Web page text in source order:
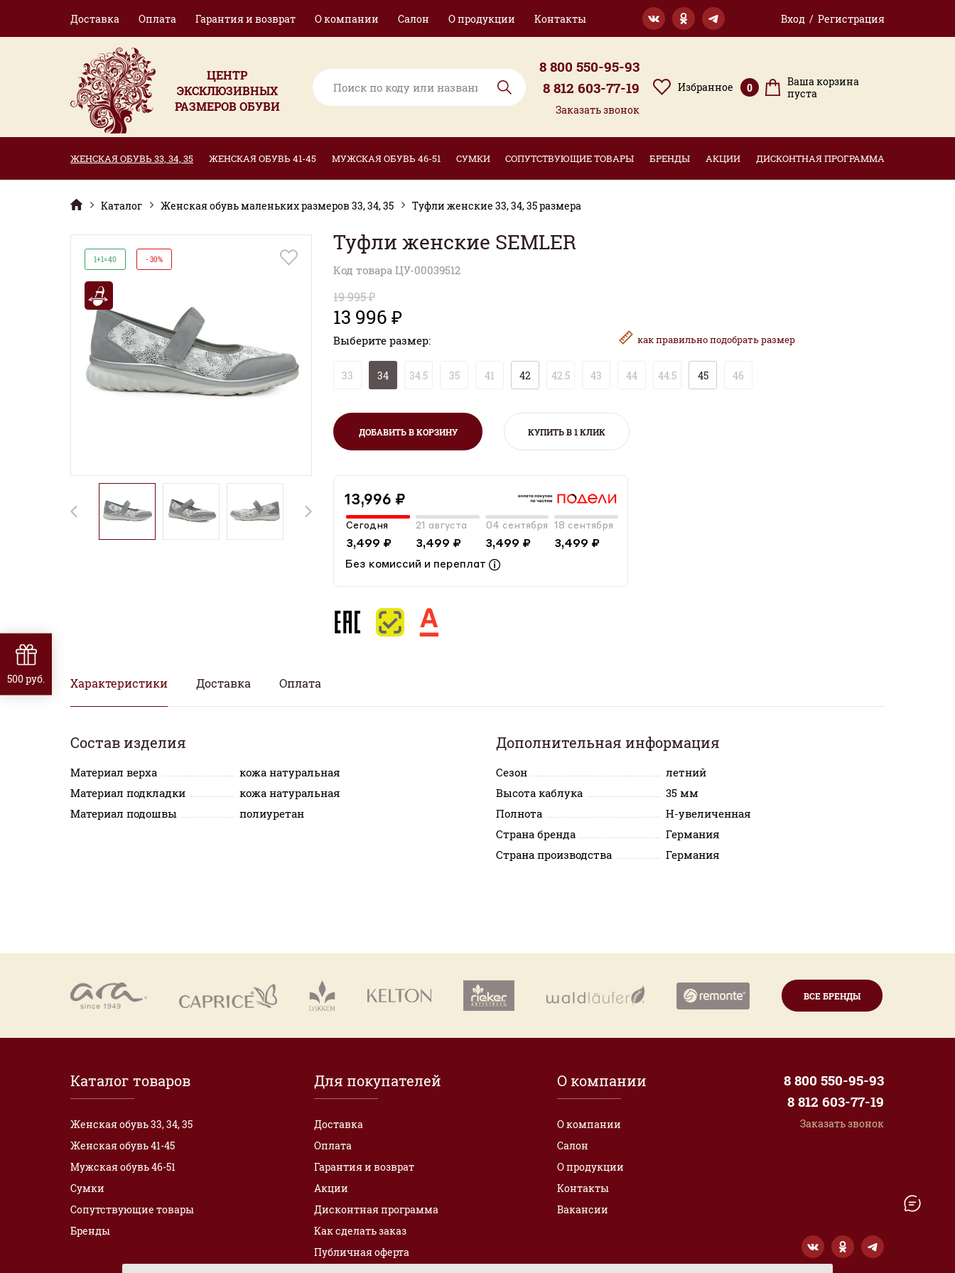
Доставка Оплата Гарантия и возврат О компании Салон О продукции Контакты Вход / Регистрация
ЦЕНТР
ЭКСКЛЮЗИВНЫХ
РАЗМЕРОВ ОБУВИ
8 800 550-95-93
8 812 603-77-19
Заказать звонок
Избранное 0
Ваша корзина
пуста
ЖЕНСКАЯ ОБУВЬ 33, 34, 35 ЖЕНСКАЯ ОБУВЬ 41-45 МУЖСКАЯ ОБУВЬ 46-51 СУМКИ СОПУТСТВУЮЩИЕ ТОВАРЫ БРЕНДЫ АКЦИИ ДИСКОНТНАЯ ПРОГРАММА
Каталог Женская обувь маленьких размеров 33, 34, 35 Туфли женские 33, 34, 35 размера
1+1=40 - 30%
Туфли женские SEMLER
Код товара ЦУ-00039512
19 995 ₽
13 996 ₽
Выберите размер: какправильноподобрать размер
33 34 34.5 35 41 42 42.5 43 44 44.5 45 46
ДОБАВИТЬ В КОРЗИНУ КУПИТЬ В 1 КЛИК
13,996 ₽
Сегодня
3,499 ₽
21 августа
3,499 ₽
04 сентября
3,499 ₽
18 сентября
3,499 ₽
Без комиссий и переплат
Характеристики Доставка Оплата
Состав изделия
Материал верха
кожа натуральная
Материал подкладки
кожа натуральная
Материал подошвы
полиуретан
Дополнительная информация
Сезон
летний
Высота каблука
35 мм
Полнота
H-увеличенная
Страна бренда
Германия
Страна производства
Германия
ВСЕ БРЕНДЫ
Каталог товаров
Женская обувь 33, 34, 35
Женская обувь 41-45
Мужская обувь 46-51
Сумки
Сопутствующие товары
Бренды
Для покупателей
Доставка
Оплата
Гарантия и возврат
Акции
Дисконтная программа
Как сделать заказ
Публичная оферта
О компании
О компании
Салон
О продукции
Контакты
Вакансии
8 800 550-95-93
8 812 603-77-19
Заказать звонок
500 руб.